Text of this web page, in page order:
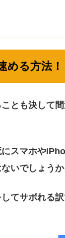
める方法！
とも決して
スマホや
いでしょうか
てサボれる訳